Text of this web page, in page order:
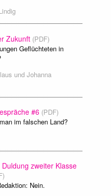
Zukunft (PDF)
Geflüchteten in
und Johanna
#6 (PDF)
im falschen Land?
zweiter Klasse
Nein.